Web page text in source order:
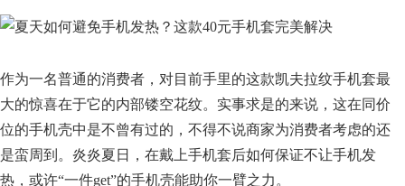
作为一名普通的消费者，对目前手里的这款凯夫拉纹手机套最
大的惊喜在于它的内部镂空花纹。实事求是的来说，这在同价
位的手机壳中是不曾有过的，不得不说商家为消费者考虑的还
是蛮周到。炎炎夏日，在戴上手机套后如何保证不让手机发
热，或许“一件get”的手机壳能助你一臂之力。